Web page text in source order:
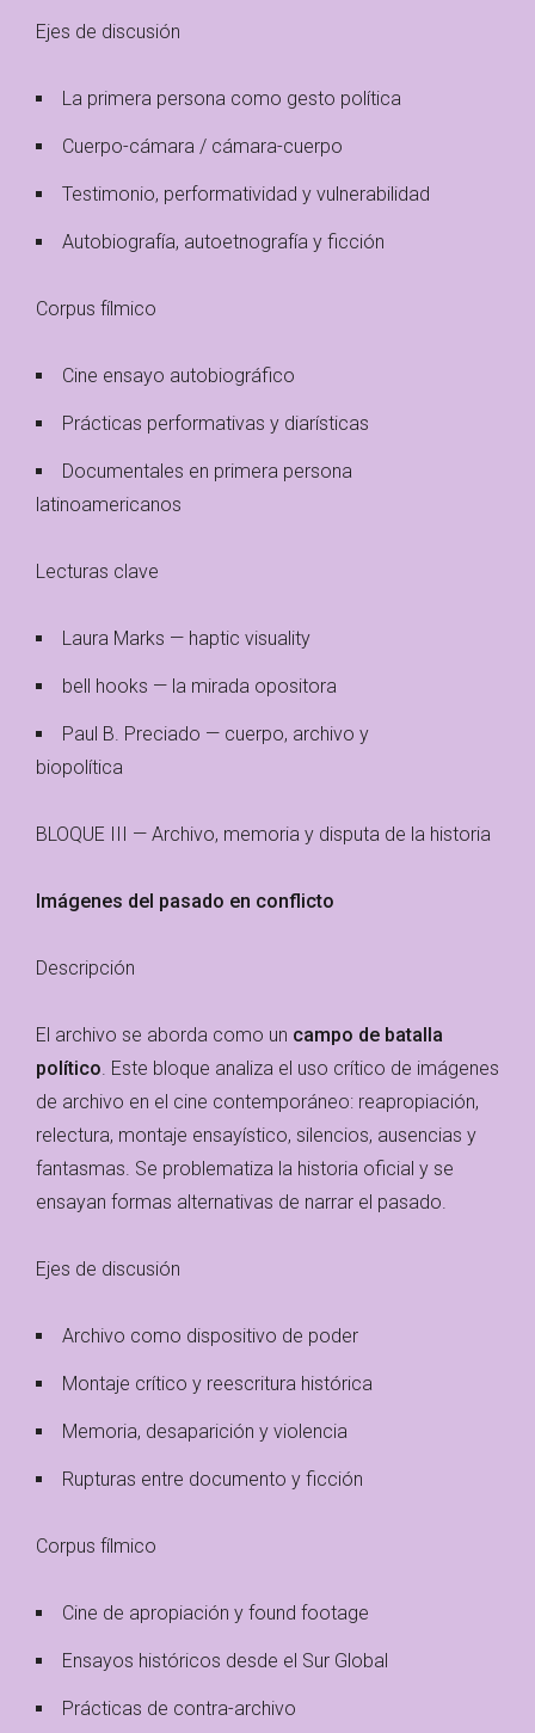
Ejes de discusión
La primera persona como gesto política
Cuerpo-cámara / cámara-cuerpo
Testimonio, performatividad y vulnerabilidad
Autobiografía, autoetnografía y ficción
Corpus fílmico
Cine ensayo autobiográfico
Prácticas performativas y diarísticas
Documentales en primera persona
latinoamericanos
Lecturas clave
Laura Marks — haptic visuality
bell hooks — la mirada opositora
Paul B. Preciado — cuerpo, archivo y
biopolítica
BLOQUE III — Archivo, memoria y disputa de la historia
Imágenes del pasado en conflicto
Descripción
El archivo se aborda como un campo de batalla
político. Este bloque analiza el uso crítico de imágenes
de archivo en el cine contemporáneo: reapropiación,
relectura, montaje ensayístico, silencios, ausencias y
fantasmas. Se problematiza la historia oficial y se
ensayan formas alternativas de narrar el pasado.
Ejes de discusión
Archivo como dispositivo de poder
Montaje crítico y reescritura histórica
Memoria, desaparición y violencia
Rupturas entre documento y ficción
Corpus fílmico
Cine de apropiación y found footage
Ensayos históricos desde el Sur Global
Prácticas de contra-archivo